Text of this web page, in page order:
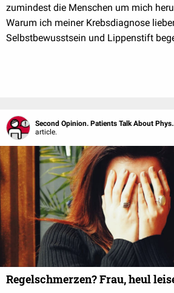
zumindest die Menschen um mich
Warum ich meiner Krebsdiagnose
Selbstbewusstsein und Lippenstift
Second Opinion. Patients Talk About
article.
Regelschmerzen? Frau, heul